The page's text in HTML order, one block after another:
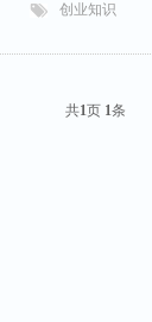
创业知识
共1页 1条